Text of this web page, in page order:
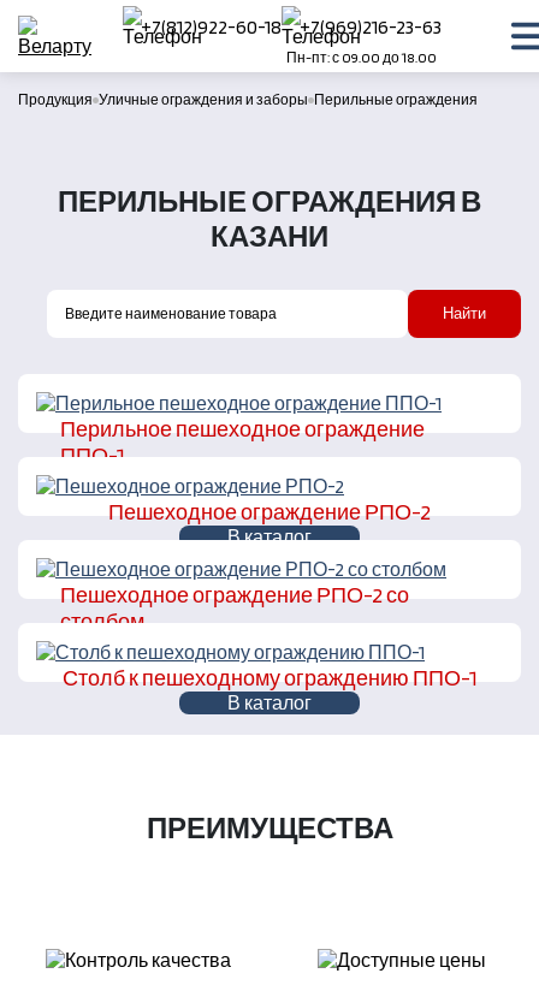
+7(812)922-60-18 +7(969)216-23-63
Пн-пт: с 09.00 до 18.00
Продукция Уличные ограждения и заборы Перильные ограждения
ПЕРИЛЬНЫЕ ОГРАЖДЕНИЯ В
КАЗАНИ
Найти
Перильное пешеходное ограждение
ППО-1
В каталог
Пешеходное ограждение РПО-2
В каталог
Пешеходное ограждение РПО-2 со
столбом
В каталог
Столб к пешеходному ограждению ППО-1
В каталог
ПРЕИМУЩЕСТВА